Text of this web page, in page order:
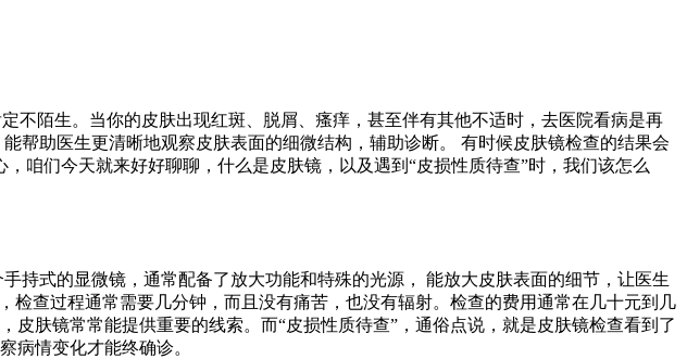
不陌生。当你的皮肤出现红斑、脱屑、瘙痒，甚至伴有其他不适时，去医院看病是再
帮助医生更清晰地观察皮肤表面的细微结构，辅助诊断。 有时候皮肤镜检查的结果会
咱们今天就来好好聊聊，什么是皮肤镜，以及遇到“皮损性质待查”时，我们该怎么
持式的显微镜，通常配备了放大功能和特殊的光源， 能放大皮肤表面的细节，让医生
检查过程通常需要几分钟，而且没有痛苦，也没有辐射。检查的费用通常在几十元到几
肤镜常常能提供重要的线索。而“皮损性质待查”，通俗点说，就是皮肤镜检查看到了
病情变化才能终确诊。